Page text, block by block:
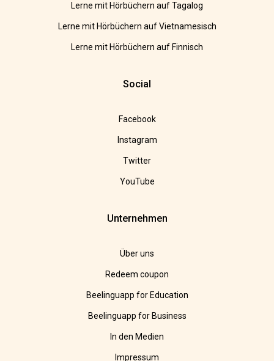
Lerne mit Hörbüchern auf Tagalog
Lerne mit Hörbüchern auf Vietnamesisch
Lerne mit Hörbüchern auf Finnisch
Social
Facebook
Instagram
Twitter
YouTube
Unternehmen
Über uns
Redeem coupon
Beelinguapp for Education
Beelinguapp for Business
In den Medien
Impressum